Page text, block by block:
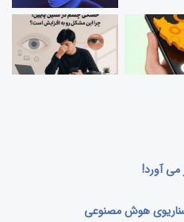
می‌ آورد!
هوش مصنوعی